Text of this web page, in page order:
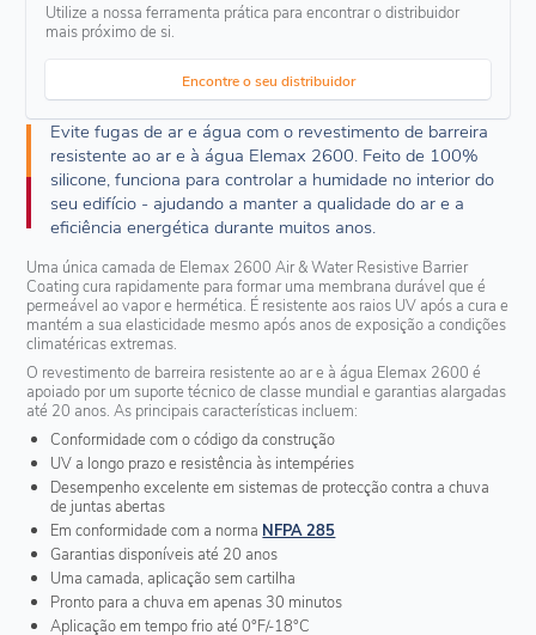
Utilize a nossa ferramenta prática para encontrar o distribuidor
mais próximo de si.
Encontre o seu distribuidor
Evite fugas de ar e água com o revestimento de barreira
resistente ao ar e à água Elemax 2600. Feito de 100%
silicone, funciona para controlar a humidade no interior do
seu edifício - ajudando a manter a qualidade do ar e a
eficiência energética durante muitos anos.
Uma única camada de Elemax 2600 Air & Water Resistive Barrier
Coating cura rapidamente para formar uma membrana durável que é
permeável ao vapor e hermética. É resistente aos raios UV após a cura e
mantém a sua elasticidade mesmo após anos de exposição a condições
climatéricas extremas.
O revestimento de barreira resistente ao ar e à água Elemax 2600 é
apoiado por um suporte técnico de classe mundial e garantias alargadas
até 20 anos. As principais características incluem:
Conformidade com o código da construção
UV a longo prazo e resistência às intempéries
Desempenho excelente em sistemas de protecção contra a chuva
de juntas abertas
Em conformidade com a norma NFPA 285
Garantias disponíveis até 20 anos
Uma camada, aplicação sem cartilha
Pronto para a chuva em apenas 30 minutos
Aplicação em tempo frio até 0°F/-18°C